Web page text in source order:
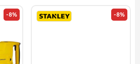
gài 14x250mm WadFow WGZ1201
-8% -8%